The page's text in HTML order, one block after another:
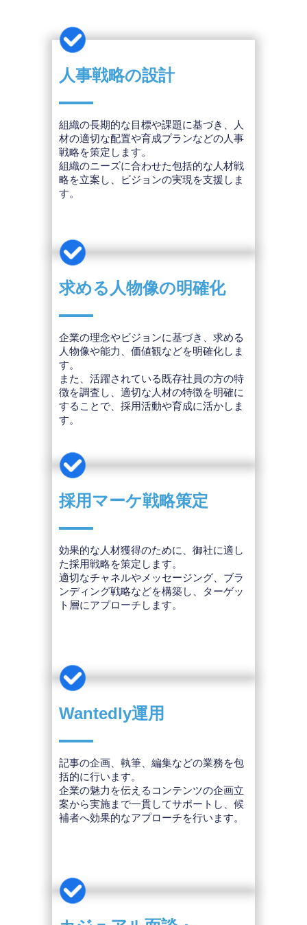
人事戦略の設計
組織の長期的な目標や課題に基づき、人
材の適切な配置や育成プランなどの人事
戦略を策定します。
組織のニーズに合わせた包括的な人材戦
略を立案し、ビジョンの実現を支援しま
す。
求める人物像の明確化
企業の理念やビジョンに基づき、求める
人物像や能力、価値観などを明確化しま
す。
また、活躍されている既存社員の方の特
徴を調査し、適切な人材の特徴を明確に
することで、採用活動や育成に活かしま
す。
採用マーケ戦略策定
効果的な人材獲得のために、御社に適し
た採用戦略を策定します。
適切なチャネルやメッセージング、ブラ
ンディング戦略などを構築し、ターゲッ
ト層にアプローチします。
Wantedly運用
記事の企画、執筆、編集などの業務を包
括的に行います。
企業の魅力を伝えるコンテンツの企画立
案から実施まで一貫してサポートし、候
補者へ効果的なアプローチを行います。